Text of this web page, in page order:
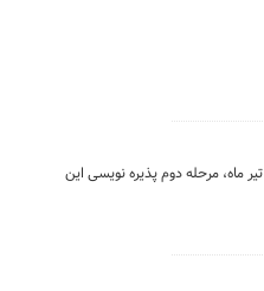
پس از استقبال سرمایه گذاران از پذیره نویسی واحدهای سرمایه گذاری صندوق سرمایه گذاری کالای آگاه۱ (نقراط) در روز دوشنبه ۲۲ تیر ماه، مرحله دوم پذیره نویسی این